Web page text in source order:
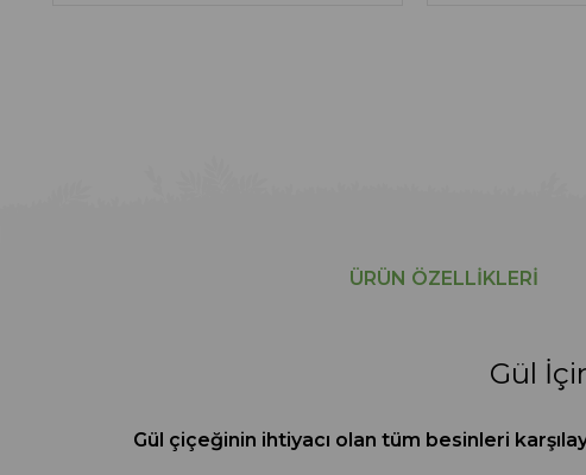
ÜRÜN ÖZELLIKLERI
Gül
Gül çiçeğinin ihtiyacı olan tüm besinleri